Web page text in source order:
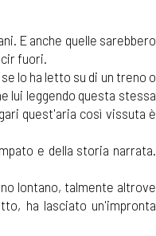
E anche quelle sarebbero
fuori.
lo ha letto su di un treno o
lui leggendo questa stessa
quest'aria così vissuta è
e della storia narrata.
lontano, talmente altrove
ha lasciato un'impronta